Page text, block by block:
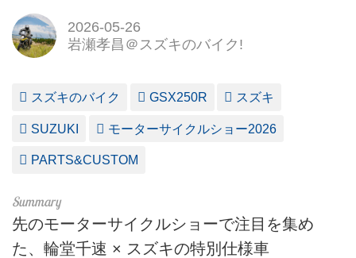
2026-05-26
岩瀬孝昌＠スズキのバイク!
スズキのバイク GSX250R スズキ
SUZUKI モーターサイクルショー2026
PARTS&CUSTOM
先のモーターサイクルショーで注目を集め
た、輪堂千速 × スズキの特別仕様車